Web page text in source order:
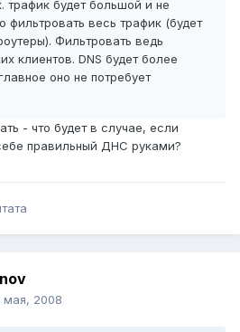
трафик будет большой и не
фильтровать весь трафик (будет
Фильтровать ведь
клиентов. DNS будет более
оно не потребует
- что будет в случае, если
правильный ДНС руками?
мая, 2008